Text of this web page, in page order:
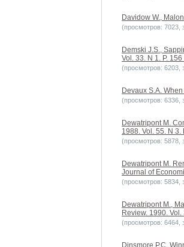
Davidow W.,
(просмотров: 7023,
Demski J.S.,
Vol. 33. N 1. P.
(просмотров: 6203,
Devaux S.A.
(просмотров: 6336,
Dewatripont M.
1988. Vol. 55. N 3.
(просмотров: 5878,
Dewatripont M.
Journal of
(просмотров: 5834,
Dewatripont M.,
Review. 1990.
(просмотров: 6464,
Dinsmore P.C.